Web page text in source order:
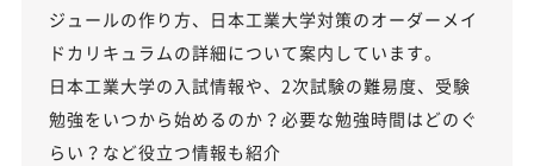
ジュールの作り方、日本工業大学対策のオーダーメイ
ドカリキュラムの詳細について案内しています。
日本工業大学の入試情報や、2次試験の難易度、受験
勉強をいつから始めるのか？必要な勉強時間はどのぐ
らい？など役立つ情報も紹介